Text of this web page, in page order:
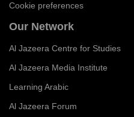
Cookie preferences
Our Network
Al Jazeera Centre for Studies
Al Jazeera Media Institute
Learning Arabic
Al Jazeera Forum